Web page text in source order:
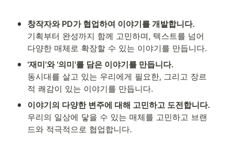
•
기획부터 완성까지 함께 고민하며, 텍스트를 넘어
다양한 매체로 확장할 수 있는 이야기를 만듭니다.
•
동시대를 살고 있는 우리에게 필요한, 그리고 장르
적 쾌감이 있는 이야기를 만듭니다.
•
우리의 일상에 닿을 수 있는 매체를 고민하고 브랜
드와 적극적으로 협업합니다.